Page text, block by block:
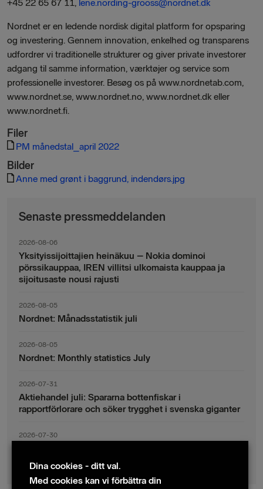
+45 22 65 67 11, lene.nording-grooss@nordnet.dk
Nordnet er en ledende nordisk digital platform for opsparing
og investering. Gennem innovation, enkelhed og transparens
udfordrer vi traditionelle strukturer og giver private investorer
adgang til samme information, værktøjer og service som
professionelle investorer. Besøg os på www.nordnetab.com,
www.nordnet.se, www.nordnet.no, www.nordnet.dk eller
www.nordnet.fi.
Filer
PM månedstal_april 2022
Bilder
Anne med grønt i baggrund, indendørs.jpg
Senaste pressmeddelanden
2026-08-06
Yksityissijoittajien heinäkuu – Nokia dominoi
pörssikauppaa, IREN villitsi ulkomaista kauppaa ja
sijoitusaste nousi rajusti
2026-08-05
Nordnet: Månadsstatistik juli
2026-08-05
Nordnet: Monthly statistics July
2026-07-31
Aktiehandel juli: Spararna bottenfiskar i
rapportförlorare och söker trygghet i svenska giganter
2026-07-30
indexsparandet ligger fast
Dina cookies - ditt val.
Med cookies kan vi förbättra din